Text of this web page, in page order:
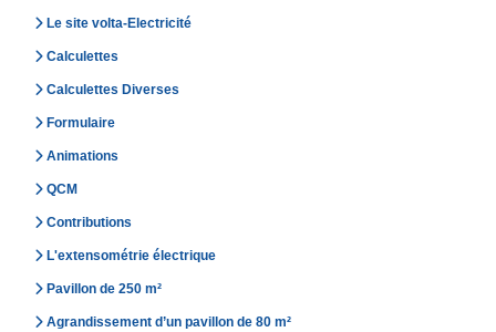
Le site volta-Electricité
Calculettes
Calculettes Diverses
Formulaire
Animations
QCM
Contributions
L'extensométrie électrique
Pavillon de 250 m²
Agrandissement d’un pavillon de 80 m²